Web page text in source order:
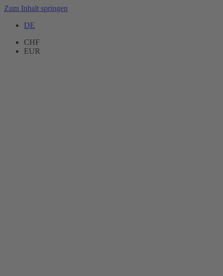
Zum Inhalt springen
DE
CHF
EUR